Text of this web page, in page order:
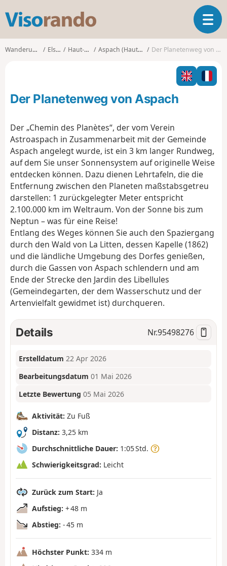
s
o
o
T
o
l
n
t
i
n
Wanderungen Elsass Haut-Rhin Aspach (Haut-Rhin) Der Planetenweg von Aspach
Der Planetenweg von Aspach
Der „Chemin des Planètes“, der vom Verein
Astroaspach in Zusammenarbeit mit der Gemeinde
Aspach angelegt wurde, ist ein 3 km langer Rundweg,
auf dem Sie unser Sonnensystem auf originelle Weise
entdecken können. Dazu dienen Lehrtafeln, die die
Entfernung zwischen den Planeten maßstabsgetreu
darstellen: 1 zurückgelegter Meter entspricht
2.100.000 km im Weltraum. Von der Sonne bis zum
Neptun – was für eine Reise!
Entlang des Weges können Sie auch den Spaziergang
durch den Wald von La Litten, dessen Kapelle (1862)
und die ländliche Umgebung des Dorfes genießen,
durch die Gassen von Aspach schlendern und am
Ende der Strecke den Jardin des Libellules
(Gemeindegarten, der dem Wasserschutz und der
Artenvielfalt gewidmet ist) durchqueren.
Details Nr.95498276
Erstelldatum 22 Apr 2026
Bearbeitungsdatum 01 Mai 2026
Letzte Bewertung 05 Mai 2026
Aktivität: Zu Fuß
Distanz: 3,25 km
Durchschnittliche Dauer: 1:05 Std.
Schwierigkeitsgrad: Leicht
Zurück zum Start: Ja
Aufstieg: + 48 m
Abstieg: - 45 m
Höchster Punkt: 334 m